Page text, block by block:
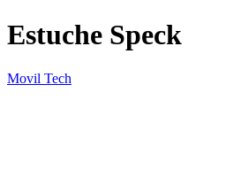
Estuche Speck
Movil Tech